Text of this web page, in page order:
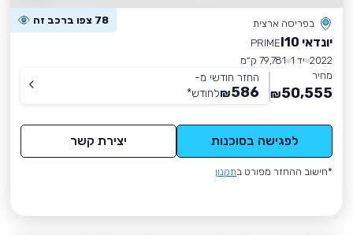
בפריסה ארצית 78 צפו ברכב זה
יונדאי I10
PRIME
2022 יד 1
79,781 ק״מ
מחיר
50,555
₪
החזר חודשי מ-
586
₪לחודש*
לפגישה בסוכנות יצירת קשר
*חישוב ההחזר מפורט בתקנון